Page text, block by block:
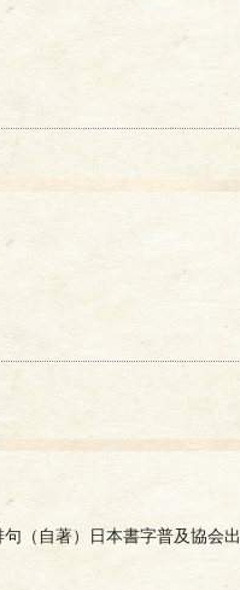
（自著）日本書字普及協会